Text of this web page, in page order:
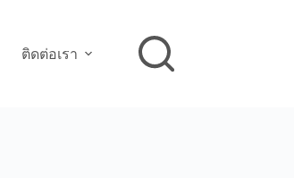
ติดต่อเรา